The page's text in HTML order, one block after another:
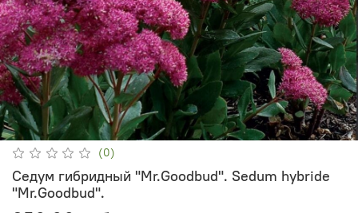
(0)
Седум гибридный "Mr.Goodbud". Sedum hybridе
"Mr.Goodbud".